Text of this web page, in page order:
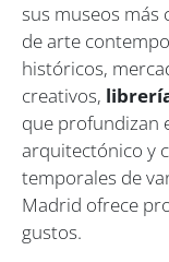
sus museos más
de arte
históricos,
creativos,
que profundizan
arquitectónico y
temporales de
Madrid ofrece
gustos.